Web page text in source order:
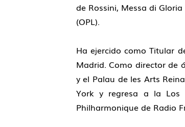
de Rossini, Messa di
(OPL).
Ha ejercido como Titular
Madrid. Como director de
y el Palau de les Arts
York y regresa a la Los
Philharmonique de Radio